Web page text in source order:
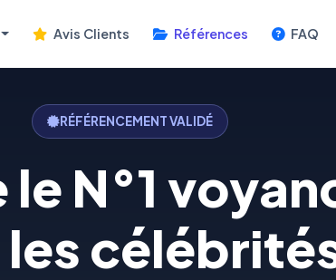
Avis Clients Références FAQ
RÉFÉRENCEMENT VALIDÉ
le N°1
les